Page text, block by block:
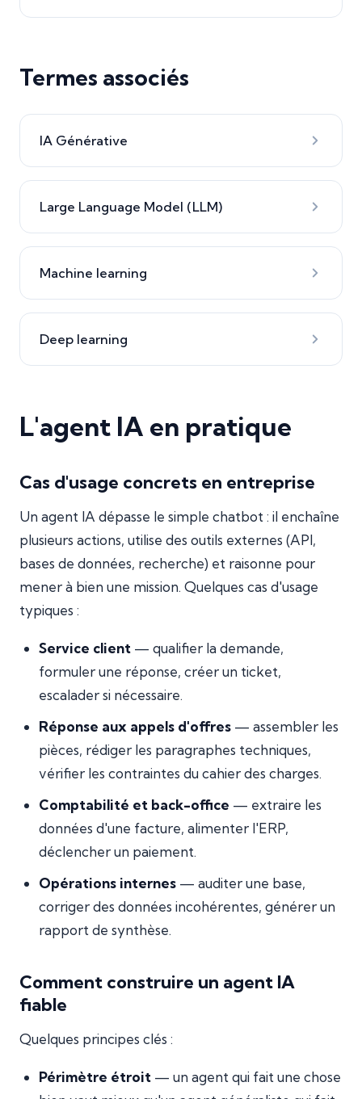
Termes associés
IA Générative
Large Language Model (LLM)
Machine learning
Deep learning
L'agent IA en pratique
Cas d'usage concrets en entreprise
Un agent IA dépasse le simple chatbot : il enchaîne
plusieurs actions, utilise des outils externes (API,
bases de données, recherche) et raisonne pour
mener à bien une mission. Quelques cas d'usage
typiques :
Service client — qualifier la demande,
formuler une réponse, créer un ticket,
escalader si nécessaire.
Réponse aux appels d'offres — assembler les
pièces, rédiger les paragraphes techniques,
vérifier les contraintes du cahier des charges.
Comptabilité et back-office — extraire les
données d'une facture, alimenter l'ERP,
déclencher un paiement.
Opérations internes — auditer une base,
corriger des données incohérentes, générer un
rapport de synthèse.
Comment construire un agent IA
fiable
Quelques principes clés :
Périmètre étroit — un agent qui fait une chose